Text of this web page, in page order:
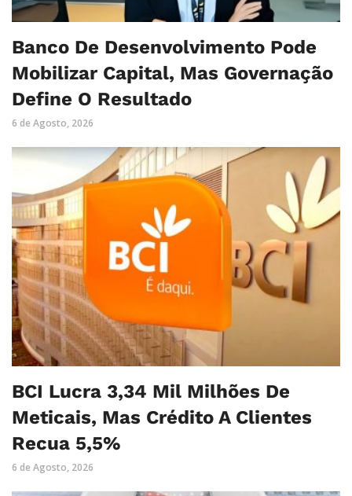
Banco De Desenvolvimento Pode
Mobilizar Capital, Mas Governação
Define O Resultado
6 de Agosto, 2026
BCI Lucra 3,34 Mil Milhões De
Meticais, Mas Crédito A Clientes
Recua 5,5%
6 de Agosto, 2026